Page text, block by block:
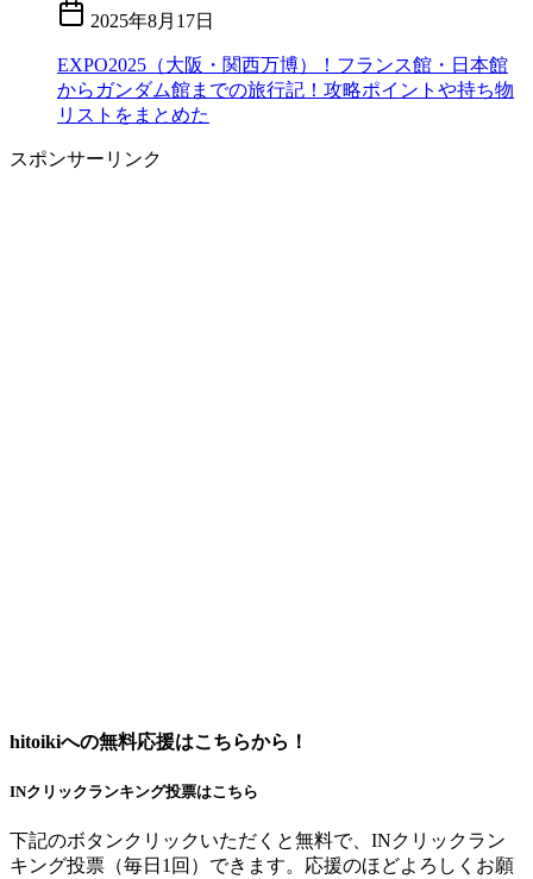
2025年8月17日
EXPO2025（大阪・関西万博）！フランス館・日本館
からガンダム館までの旅行記！攻略ポイントや持ち物
リストをまとめた
スポンサーリンク
hitoikiへの無料応援はこちらから！
INクリックランキング投票はこちら
下記のボタンクリックいただくと無料で、INクリックラン
キング投票（毎日1回）できます。応援のほどよろしくお願